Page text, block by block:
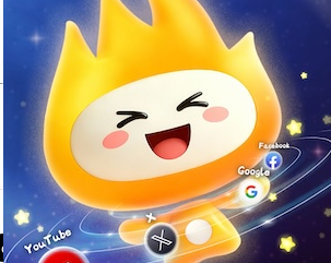
反对[0]
风驰加速器 旋风加速器
八戒看书
outline outline ios加速器 outline